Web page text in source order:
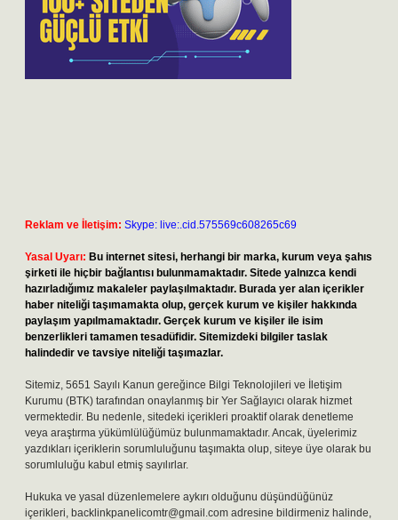
Reklam ve İletişim: Skype: live:.cid.575569c608265c69
Yasal Uyarı: Bu internet sitesi, herhangi bir marka, kurum veya şahıs
şirketi ile hiçbir bağlantısı bulunmamaktadır. Sitede yalnızca kendi
hazırladığımız makaleler paylaşılmaktadır. Burada yer alan içerikler
haber niteliği taşımamakta olup, gerçek kurum ve kişiler hakkında
paylaşım yapılmamaktadır. Gerçek kurum ve kişiler ile isim
benzerlikleri tamamen tesadüfidir. Sitemizdeki bilgiler taslak
halindedir ve tavsiye niteliği taşımazlar.
Sitemiz, 5651 Sayılı Kanun gereğince Bilgi Teknolojileri ve İletişim
Kurumu (BTK) tarafından onaylanmış bir Yer Sağlayıcı olarak hizmet
vermektedir. Bu nedenle, sitedeki içerikleri proaktif olarak denetleme
veya araştırma yükümlülüğümüz bulunmamaktadır. Ancak, üyelerimiz
yazdıkları içeriklerin sorumluluğunu taşımakta olup, siteye üye olarak bu
sorumluluğu kabul etmiş sayılırlar.
Hukuka ve yasal düzenlemelere aykırı olduğunu düşündüğünüz
içerikleri, backlinkpanelicomtr@gmail.com adresine bildirmeniz halinde,